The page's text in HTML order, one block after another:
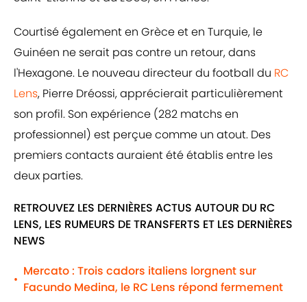
Courtisé également en Grèce et en Turquie, le
Guinéen ne serait pas contre un retour, dans
l'Hexagone. Le nouveau directeur du football du RC
Lens, Pierre Dréossi, apprécierait particulièrement
son profil. Son expérience (282 matchs en
professionnel) est perçue comme un atout. Des
premiers contacts auraient été établis entre les
deux parties.
RETROUVEZ LES DERNIÈRES ACTUS AUTOUR DU RC
LENS, LES RUMEURS DE TRANSFERTS ET LES DERNIÈRES
NEWS
•
Mercato : Trois cadors italiens lorgnent sur
Facundo Medina, le RC Lens répond fermement